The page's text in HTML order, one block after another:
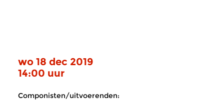
wo 18 dec 2019
14:00 uur
Componisten/uitvoerenden: